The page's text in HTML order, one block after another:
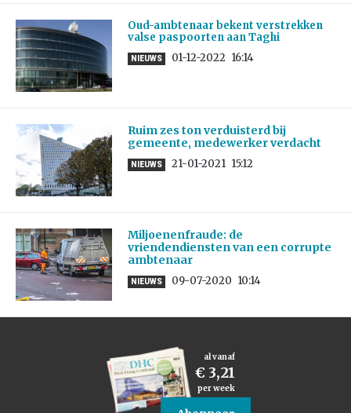
Oud-ambtenaar bekent verstrekken
valse paspoorten aan Taghi
NIEUWS 01-12-2022 16:14
Ruim zes ton verduisterd bij
gemeente, medewerker verdacht
NIEUWS 21-01-2021 15:12
Miljoenenfraude: de
vriendendiensten van een corrupte
ambtenaar
NIEUWS 09-07-2020 10:14
al vanaf
€ 3,21
per week